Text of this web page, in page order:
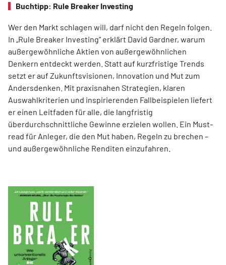
Buchtipp: Rule Breaker Investing
Wer den Markt schlagen will, darf nicht den Regeln folgen.
In „Rule Breaker Investing“ erklärt David Gardner, warum
außergewöhnliche Aktien von außer­gewöhnlichen
Denkern entdeckt werden. Statt auf kurzfristige Trends
setzt er auf Zukunftsvisionen, Innovation und Mut zum
Andersdenken. Mit praxisnahen Strategien, klaren
Auswahlkriterien und inspirierenden Fallbeispielen liefert
er einen Leit­faden für alle, die langfristig
überdurchschnittliche Gewinne erzielen wollen. Ein Must-
read für Anleger, die den Mut haben, Regeln zu brechen –
und außergewöhnliche Renditen einzufahren.